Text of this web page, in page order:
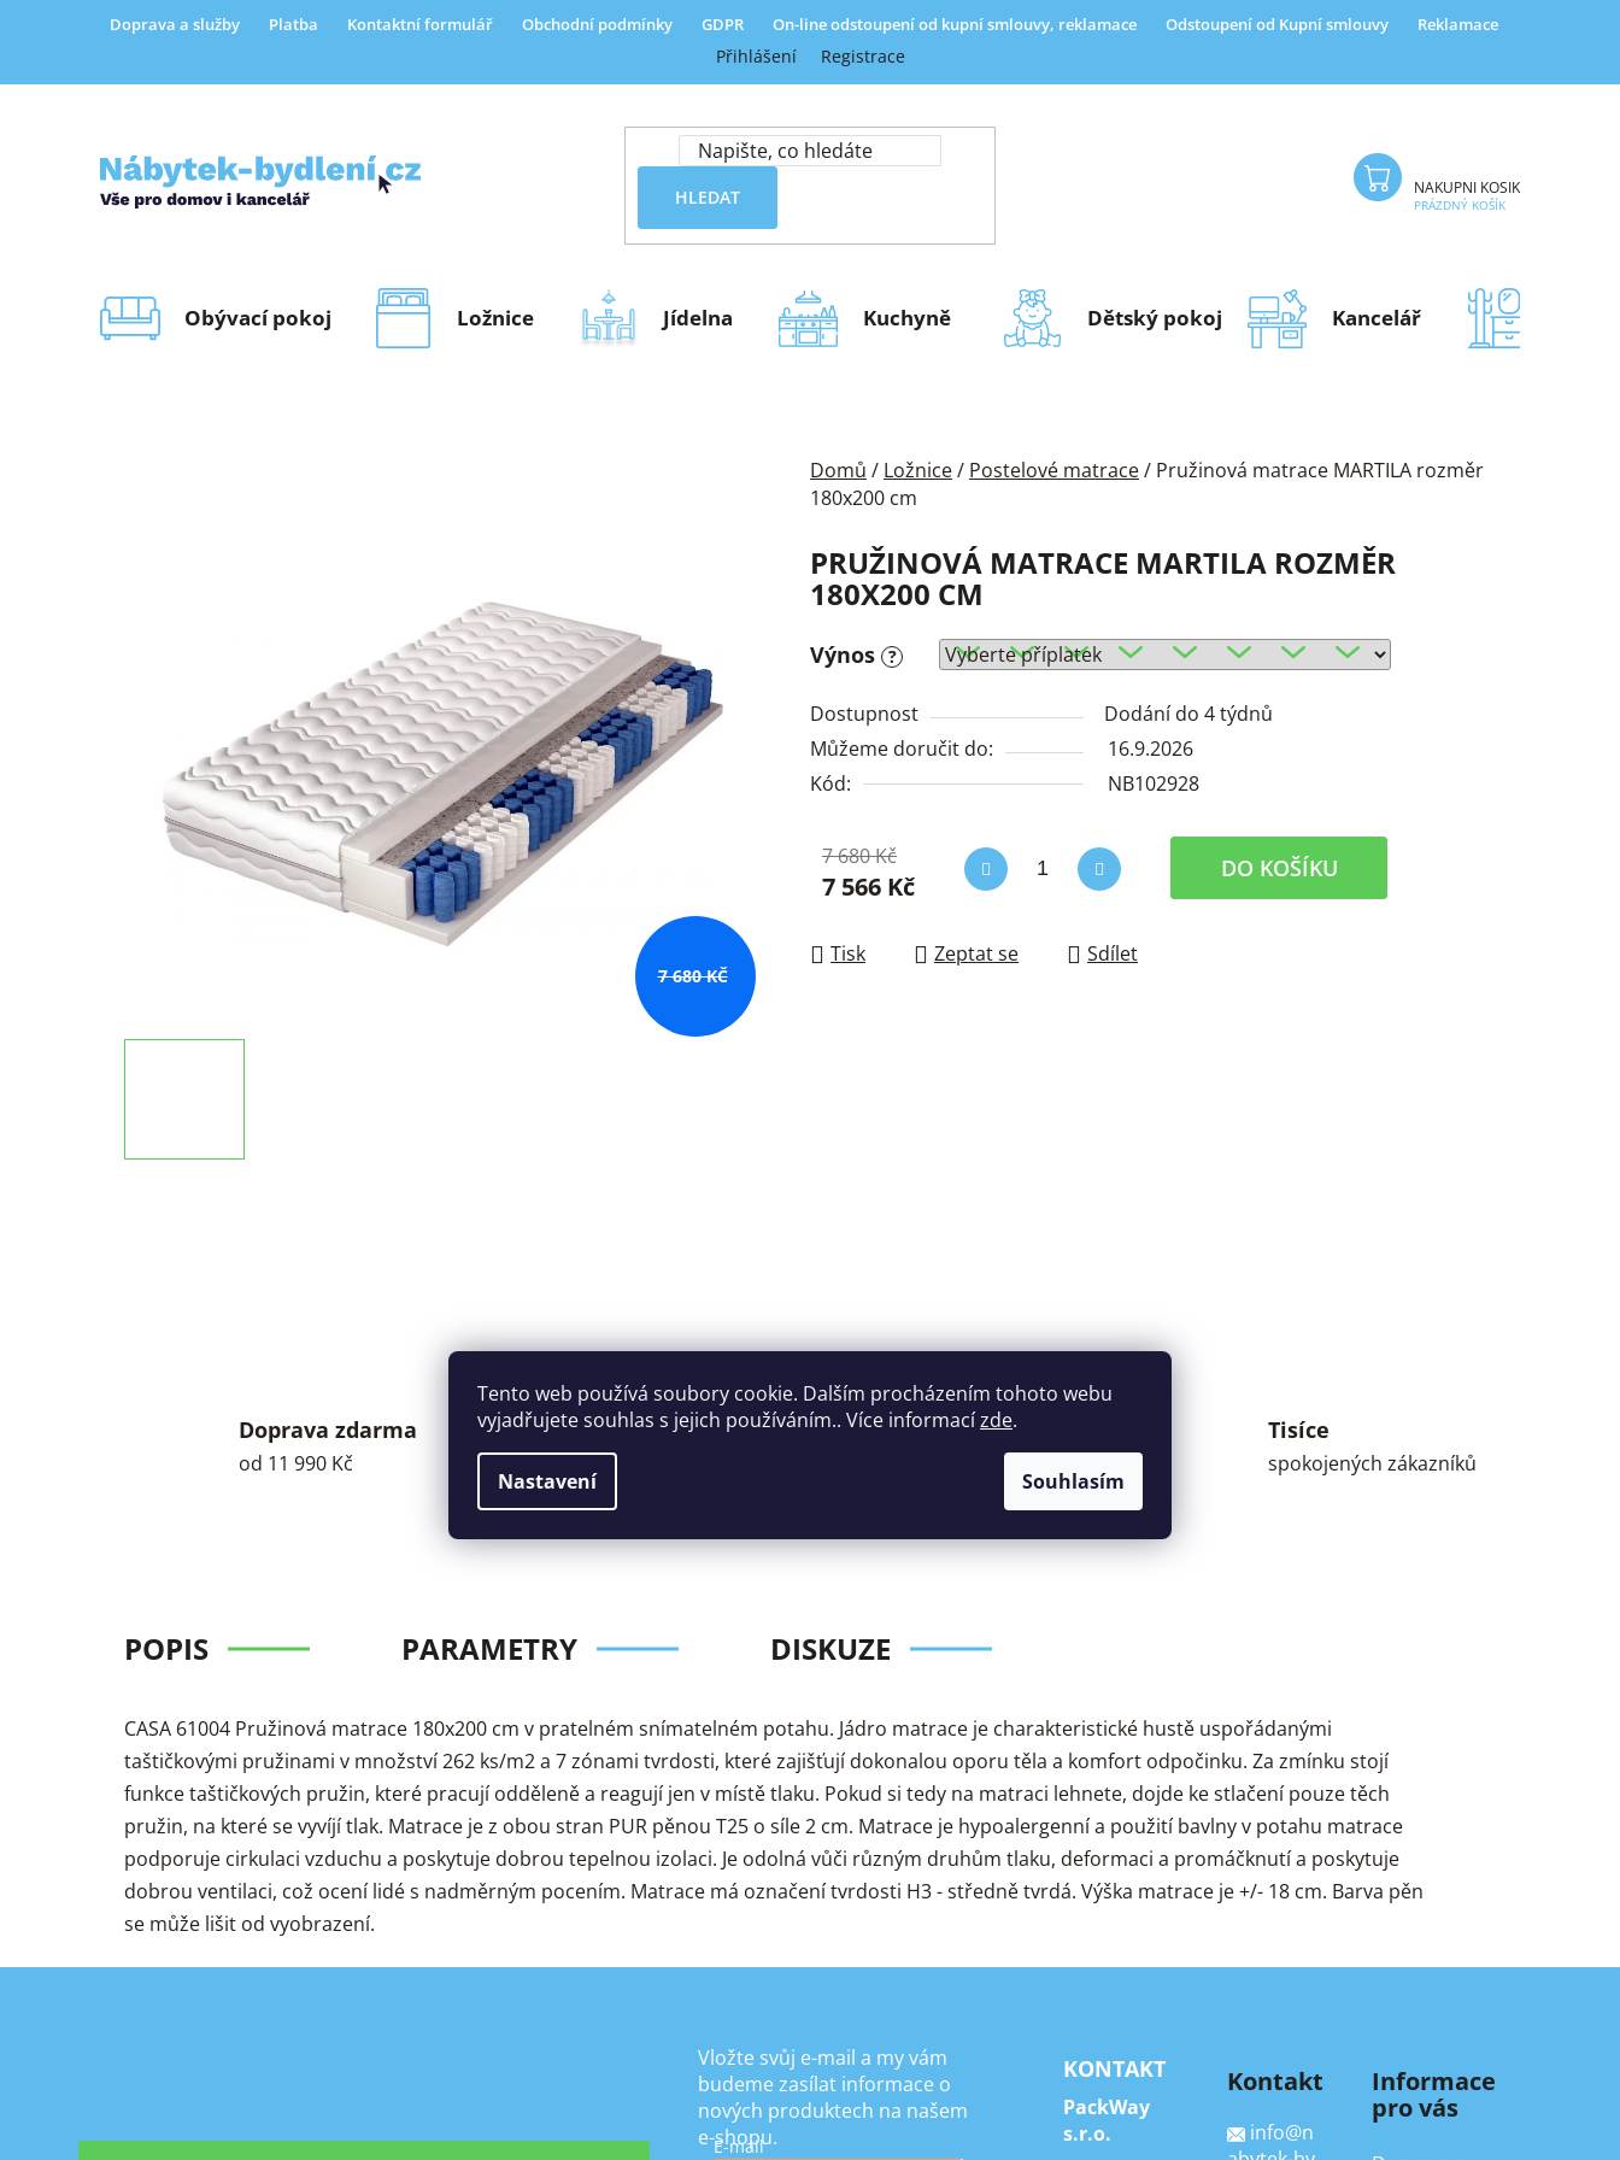
Tento web používá soubory cookie. Dalším procházením tohoto webu
vyjadřujete souhlas s jejich používáním.. Více informacízde.
Nastavení Souhlasím
Doprava a služby Platba Kontaktní formulář Obchodní podmínky GDPR On-line odstoupení od kupní smlouvy, reklamace Odstoupení od Kupní smlouvy Reklamace
Přihlášení Registrace
HLEDAT NÁKUPNÍ KOŠÍK
PRÁZDNÝ KOŠÍK
Obývací pokoj Ložnice Jídelna Kuchyně Dětský pokoj Kancelář
Domů / Ložnice/ Postelové matrace/ Pružinová matrace MARTILA rozměr
180x200 cm
PRUŽINOVÁ MATRACE MARTILA ROZMĚR
180X200 CM
Výnos ?
Dostupnost
Dodání do 4 týdnů
Můžeme doručit do:
16.9.2026
Kód:
NB102928
7 680 Kč
7 566 Kč
DO KOŠÍKU
Tisk Zeptat se Sdílet
7 680 KČ
Doprava zdarma
od 11 990 Kč
Perfektní
zákaznická podpora
Široký výběr
nábytku za rozumné
Tisíce
spokojených zákazníků
POPIS PARAMETRY DISKUZE
CASA 61004 Pružinová matrace 180x200 cm v pratelném snímatelném potahu. Jádro matrace je charakteristické hustě uspořádanými
taštičkovými pružinami v množství 262 ks/m2 a 7 zónami tvrdosti, které zajišťují dokonalou oporu těla a komfort odpočinku. Za zmínku stojí
funkce taštičkových pružin, které pracují odděleně a reagují jen v místě tlaku. Pokud si tedy na matraci lehnete, dojde ke stlačení pouze těch
pružin, na které se vyvíjí tlak. Matrace je z obou stran PUR pěnou T25 o síle 2 cm. Matrace je hypoalergenní a použití bavlny v potahu matrace
podporuje cirkulaci vzduchu a poskytuje dobrou tepelnou izolaci. Je odolná vůči různým druhům tlaku, deformaci a promáčknutí a poskytuje
dobrou ventilaci, což ocení lidé s nadměrným pocením. Matrace má označení tvrdosti H3 - středně tvrdá. Výška matrace je +/- 18 cm. Barva pěn
se může lišit od vyobrazení.
Vložte svůj e-mail a my vám
budeme zasílat informace o
nových produktech na našem
e-shopu.
E-mail
KONTAKT
PackWay
s.r.o.
Kontakt
info@n
Informace
pro vás